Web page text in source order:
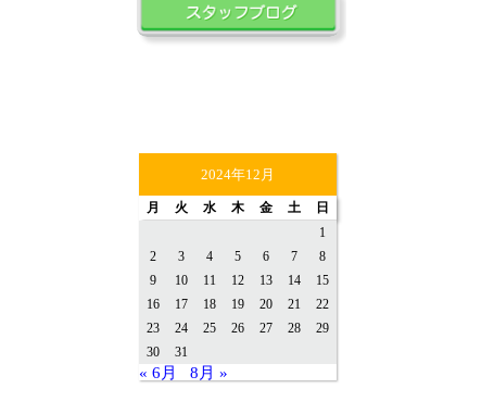
2024年12月
月 火 水 木 金 土 日
1
2
3 4 5 6 7
8
9
10 11 12 13 14
15
16
17 18 19 20 21
22
23
24 25 26 27 28
29
30
31
« 6月 8月 »